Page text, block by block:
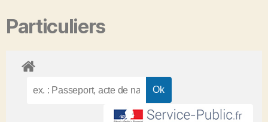
Particuliers